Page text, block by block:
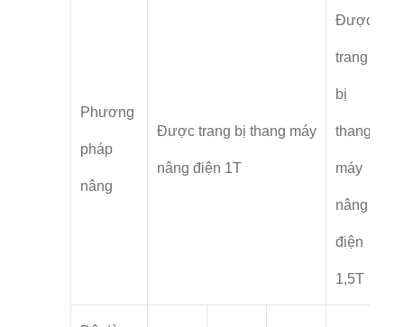
Phương
pháp
nâng
Được trang bị thang máy
nâng điện 1T
Được
trang
bị
thang
máy
nâng
điện
1,5T